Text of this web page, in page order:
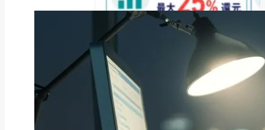
お役立ち情報
【情報先取り】2026年9月の自治
体PayPa...